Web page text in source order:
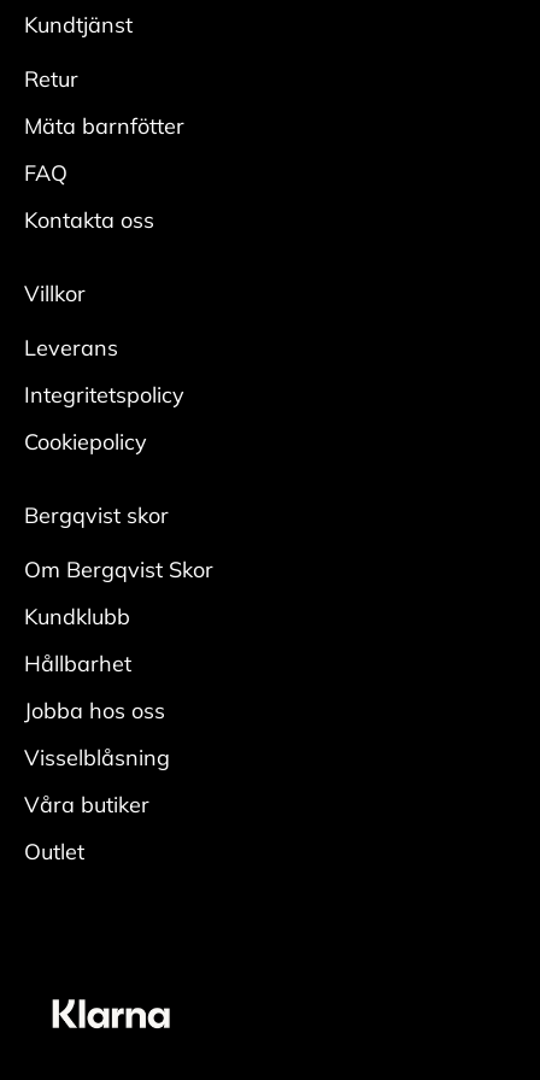
önskad glans.
Skydda
• Spraya hela skon rikligt med
impregneringsspray från cirka 20 cm.
skoblock i.
• Upprepa regelbundet för bästa effekt.
Mocka/nubuck
• Borsta bort smuts med en mockaborste.
• Bearbeta tuffare fläckar med en slipsten för
mocka.
Någon gång per säsong krävs en ordentlig
• Ta ur skosnören och borsta bort ytlig smuts
en mockaborste. Var noga i veck och kanter.
• Fukta skon ordentligt, applicera rengöring
med
• Skölj av skorna ordentligt för att få bort all
rengöring.
avsluta
genom att fräscha upp insidan med
skons originalfärg. En neutral nyans fungerar
Adidas = UK
Reebook = US
Kundtjänst
Retur
Mäta barnfötter
FAQ
Kontakta oss
Villkor
Leverans
Integritetspolicy
Cookiepolicy
Bergqvist skor
Om Bergqvist Skor
Kundklubb
Hållbarhet
Jobba hos oss
Visselblåsning
Våra butiker
Outlet